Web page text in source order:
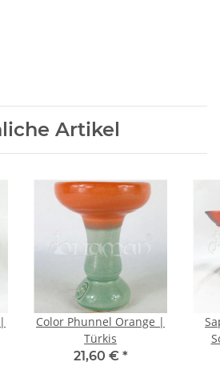
Artikel
Color Phunnel Orange |
Türkis
21,60 € *